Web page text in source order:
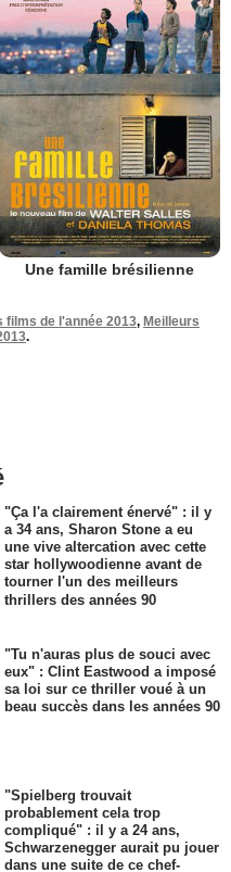
Une famille brésilienne
films de l'année 2013, Meilleurs
.
"Ça l'a clairement énervé" : il y
a 34 ans, Sharon Stone a eu
une vive altercation avec cette
star hollywoodienne avant de
tourner l'un des meilleurs
thrillers des années 90
"Tu n'auras plus de souci avec
eux" : Clint Eastwood a imposé
sa loi sur ce thriller voué à un
beau succès dans les années 90
"Spielberg trouvait
probablement cela trop
compliqué" : il y a 24 ans,
Schwarzenegger aurait pu jouer
dans une suite de ce chef-